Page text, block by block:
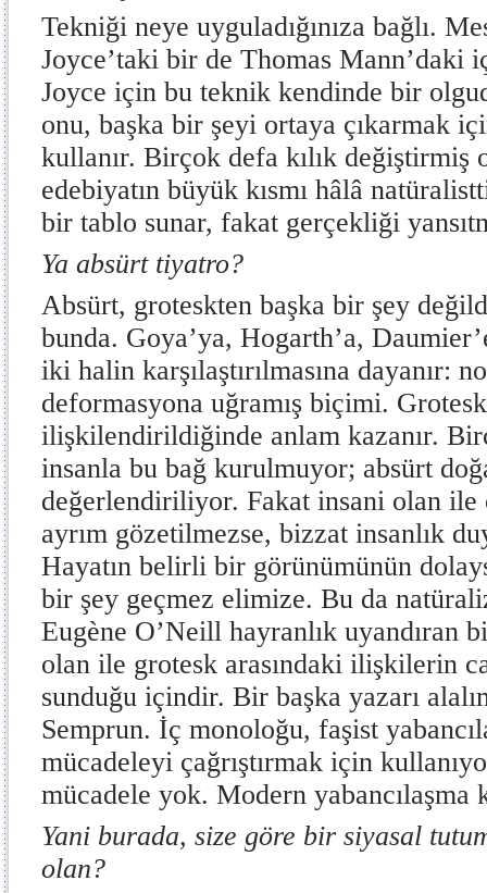
Tekniği neye uyguladığınıza bağlı.
Joyce’taki bir de Thomas Mann’daki
Joyce için bu teknik kendinde bir
onu, başka bir şeyi ortaya çıkarmak
kullanır. Birçok defa kılık değiştirmiş
edebiyatın büyük kısmı hâlâ
bir tablo sunar, fakat gerçekliği
Ya absürt tiyatro?
Absürt, groteskten başka bir şey
bunda. Goya’ya, Hogarth’a,
iki halin karşılaştırılmasına dayanır:
deformasyona uğramış biçimi.
ilişkilendirildiğinde anlam kazanır.
insanla bu bağ kurulmuyor; absürt
değerlendiriliyor. Fakat insani olan ile
ayrım gözetilmezse, bizzat insanlık
Hayatın belirli bir görünümünün
bir şey geçmez elimize. Bu da
Eugène O’Neill hayranlık uyandıran
olan ile grotesk arasındaki ilişkilerin
sunduğu içindir. Bir başka yazarı
Semprun. İç monoloğu, faşist
mücadeleyi çağrıştırmak için
mücadele yok. Modern yabancılaşma
Yani burada, size göre bir siyasal
olan?